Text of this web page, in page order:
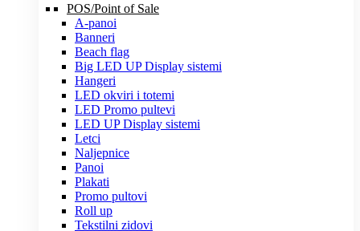
POS/Point of Sale
A-panoi
Banneri
Beach flag
Big LED UP Display sistemi
Hangeri
LED okviri i totemi
LED Promo pultevi
LED UP Display sistemi
Letci
Naljepnice
Panoi
Plakati
Promo pultovi
Roll up
Tekstilni zidovi